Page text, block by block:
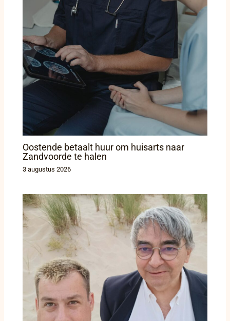
Oostende betaalt huur om huisarts naar
Zandvoorde te halen
3 augustus 2026